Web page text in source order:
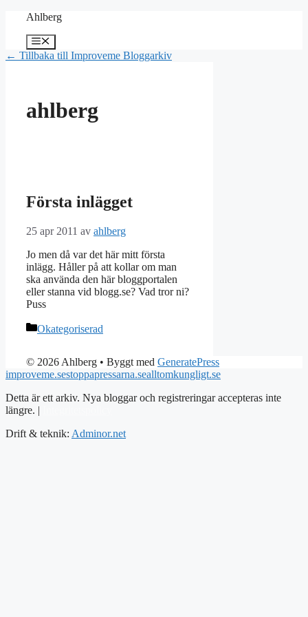
Hoppa
innehåll
Ahlberg
Meny
← Tillbaka till Improveme Bloggarkiv
ahlberg
Första inlägget
25 apr 2011 av ahlberg
Jo men då var det här mitt första
inlägg. Håller på att kollar om man
ska använda den här bloggportalen
eller stanna vid blogg.se? Vad tror ni?
Puss
Kategorier
Okategoriserad
© 2026 Ahlberg • Byggt med GeneratePress
improveme.sestoppapressarna.sealltomkungligt.se
Detta är ett arkiv. Nya bloggar och registreringar accepteras inte
längre. |
Drift & teknik: Adminor.net